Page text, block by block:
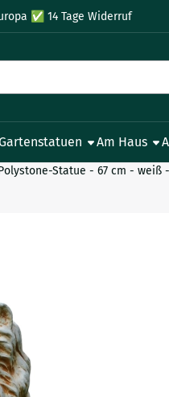
alle Cookies zulassen.
✅14 Tage Widerruf
Am Haus
Statue - 67 cm - weiß